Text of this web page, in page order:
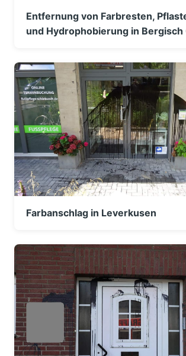
Entfernung von Farbresten,
und Hydrophobierung in Bergisch
Farbanschlag in Leverkusen